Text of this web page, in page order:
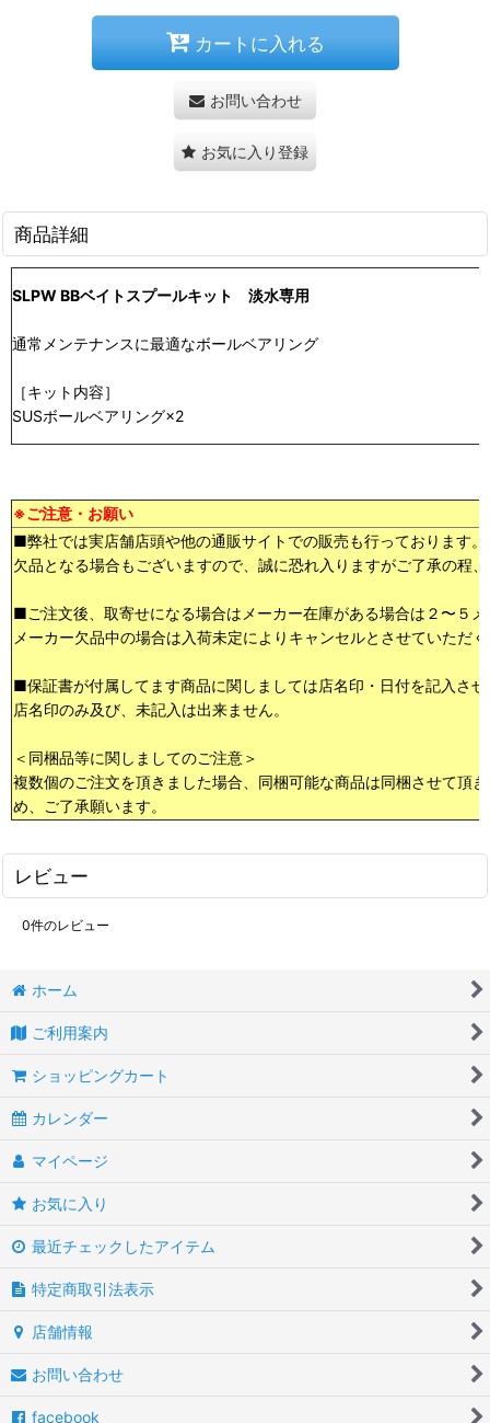
カートに入れる
お問い合わせ
お気に入り登録
商品詳細
SLPW BBベイトスプールキット 淡水専用
通常メンテナンスに最適なボールベアリング
［キット内容］
SUSボールベアリング×2
※ご注意・お願い
■弊社では実店舗店頭や他の通販サイトでの販売も行っております
欠品となる場合もございますので、誠に恐れ入りますがご了承の程
■ご注文後、取寄せになる場合はメーカー在庫がある場合は２〜５
メーカー欠品中の場合は入荷未定によりキャンセルとさせていただ
■保証書が付属してます商品に関しましては店名印・日付を記入さ
店名印のみ及び、未記入は出来ません。
＜同梱品等に関しましてのご注意＞
複数個のご注文を頂きました場合、同梱可能な商品は同梱させて頂
め、ご了承願います。
レビュー
0件のレビュー
ホーム
ご利用案内
ショッピングカート
カレンダー
マイページ
お気に入り
最近チェックしたアイテム
特定商取引法表示
店舗情報
お問い合わせ
facebook